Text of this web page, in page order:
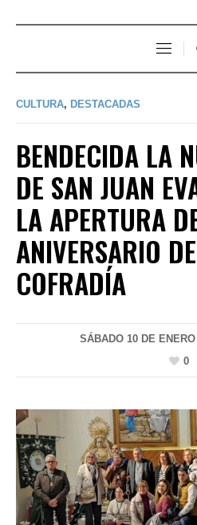
CULTURA, DESTACADAS
BENDECIDA LA
DE SAN JUAN
LA APERTURA
ANIVERSARIO
COFRADÍA
SÁBADO 10 DE
0